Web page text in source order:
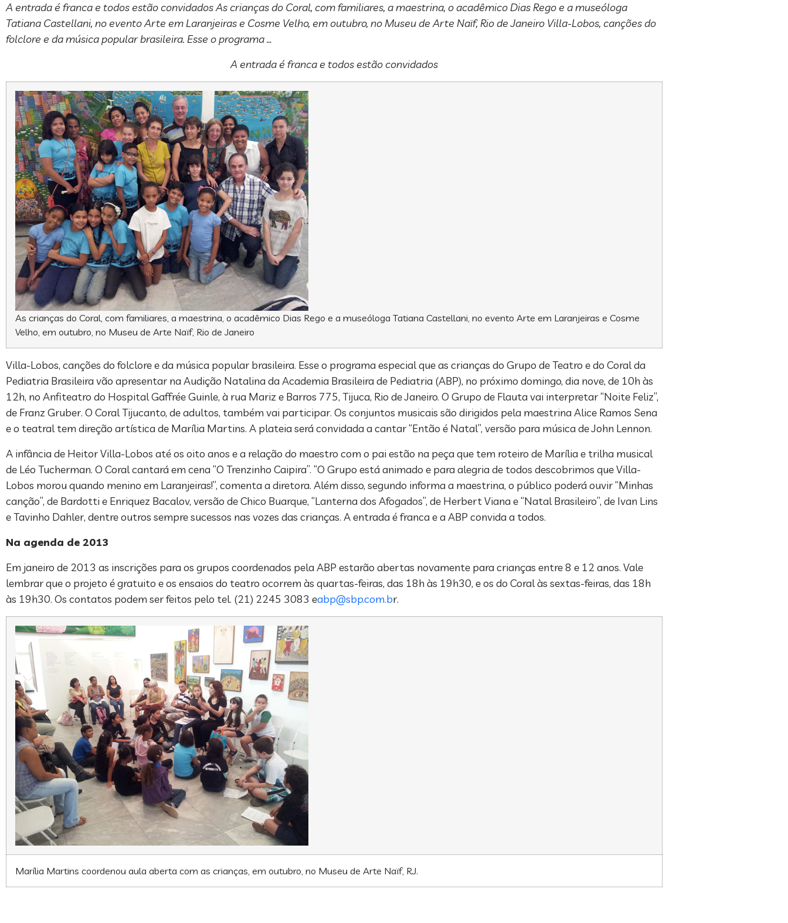
A entrada é franca e todos estão convidados As crianças do Coral, com familiares, a maestrina, o acadêmico Dias Rego e a museóloga
Tatiana Castellani, no evento Arte em Laranjeiras e Cosme Velho, em outubro, no Museu de Arte Naïf, Rio de Janeiro Villa-Lobos, canções do
folclore e da música popular brasileira. Esse o programa …
A entrada é franca e todos estão convidados
As crianças do Coral, com familiares, a maestrina, o acadêmico Dias Rego e a museóloga Tatiana Castellani, no evento Arte em Laranjeiras e Cosme
Velho, em outubro, no Museu de Arte Naïf, Rio de Janeiro
Villa-Lobos, canções do folclore e da música popular brasileira. Esse o programa especial que as crianças do Grupo de Teatro e do Coral da
Pediatria Brasileira vão apresentar na Audição Natalina da Academia Brasileira de Pediatria (ABP), no próximo domingo, dia nove, de 10h às
12h, no Anfiteatro do Hospital Gaffrée Guinle, à rua Mariz e Barros 775, Tijuca, Rio de Janeiro. O Grupo de Flauta vai interpretar “Noite Feliz”,
de Franz Gruber. O Coral Tijucanto, de adultos, também vai participar. Os conjuntos musicais são dirigidos pela maestrina Alice Ramos Sena
e o teatral tem direção artística de Marília Martins. A plateia será convidada a cantar “Então é Natal”, versão para música de John Lennon.
A infância de Heitor Villa-Lobos até os oito anos e a relação do maestro com o pai estão na peça que tem roteiro de Marília e trilha musical
de Léo Tucherman. O Coral cantará em cena “O Trenzinho Caipira”. “O Grupo está animado e para alegria de todos descobrimos que Villa-
Lobos morou quando menino em Laranjeiras!”, comenta a diretora. Além disso, segundo informa a maestrina, o público poderá ouvir “Minhas
canção”, de Bardotti e Enriquez Bacalov, versão de Chico Buarque, “Lanterna dos Afogados”, de Herbert Viana e “Natal Brasileiro”, de Ivan Lins
e Tavinho Dahler, dentre outros sempre sucessos nas vozes das crianças. A entrada é franca e a ABP convida a todos.
Na agenda de 2013
Em janeiro de 2013 as inscrições para os grupos coordenados pela ABP estarão abertas novamente para crianças entre 8 e 12 anos. Vale
lembrar que o projeto é gratuito e os ensaios do teatro ocorrem às quartas-feiras, das 18h às 19h30, e os do Coral às sextas-feiras, das 18h
às 19h30. Os contatos podem ser feitos pelo tel. (21) 2245 3083 eabp@sbp.com.br.
Marília Martins coordenou aula aberta com as crianças, em outubro, no Museu de Arte Naïf, RJ.